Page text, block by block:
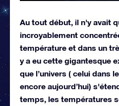
Au tout début, il n'y avait
incroyablement
température et dans un
y a eu cette gigantesque
que l’univers ( celui dans
encore aujourd’hui)
temps, les températures